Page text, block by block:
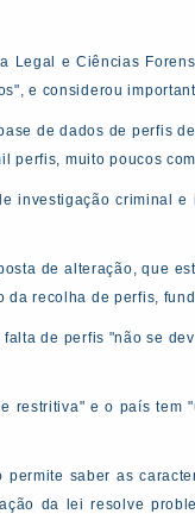
Legal e Ciências
e considerou
de dados de perfis
perfis, muito poucos
investigação criminal
de alteração, que
da recolha de perfis,
de perfis "não se
restritiva" e o país
permite saber as
da lei resolve